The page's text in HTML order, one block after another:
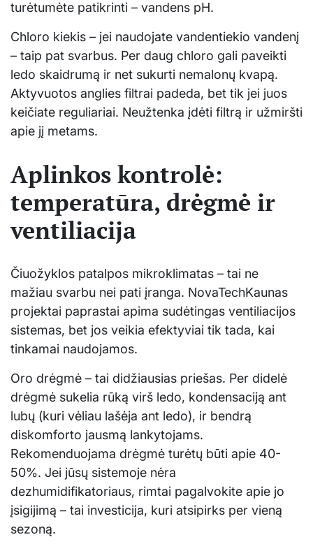
turėtumėte patikrinti – vandens pH.
Chloro kiekis – jei naudojate vandentiekio vandenį
– taip pat svarbus. Per daug chloro gali paveikti
ledo skaidrumą ir net sukurti nemalonų kvapą.
Aktyvuotos anglies filtrai padeda, bet tik jei juos
keičiate reguliariai. Neužtenka įdėti filtrą ir užmiršti
apie jį metams.
Aplinkos kontrolė:
temperatūra, drėgmė ir
ventiliacija
Čiuožyklos patalpos mikroklimatas – tai ne
mažiau svarbu nei pati įranga. NovaTechKaunas
projektai paprastai apima sudėtingas ventiliacijos
sistemas, bet jos veikia efektyviai tik tada, kai
tinkamai naudojamos.
Oro drėgmė – tai didžiausias priešas. Per didelė
drėgmė sukelia rūką virš ledo, kondensaciją ant
lubų (kuri vėliau lašėja ant ledo), ir bendrą
diskomforto jausmą lankytojams.
Rekomenduojama drėgmė turėtų būti apie 40-
50%. Jei jūsų sistemoje nėra
dezhumidifikatoriaus, rimtai pagalvokite apie jo
įsigijimą – tai investicija, kuri atsipirks per vieną
sezoną.